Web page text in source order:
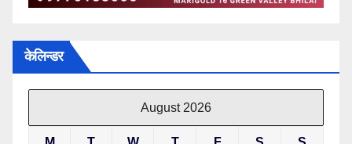
केलिन्डर
August 2026